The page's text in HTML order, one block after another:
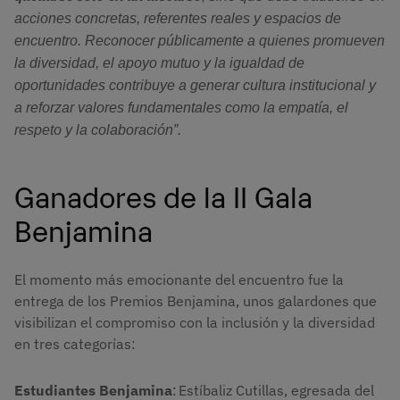
acciones concretas, referentes reales y espacios de
encuentro. Reconocer públicamente a quienes promueven
la diversidad, el apoyo mutuo y la igualdad de
oportunidades contribuye a generar cultura institucional y
a reforzar valores fundamentales como la empatía, el
respeto y la colaboración”.
Ganadores de la II Gala
Benjamina
El momento más emocionante del encuentro fue la
entrega de los Premios Benjamina, unos galardones que
visibilizan el compromiso con la inclusión y la diversidad
en tres categorías:
Estudiantes Benjamina: Estíbaliz Cutillas, egresada del